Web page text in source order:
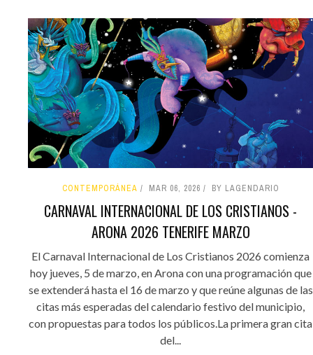
CONTEMPORÁNEA MAR 06, 2026 BY LAGENDARIO
CARNAVAL INTERNACIONAL DE LOS CRISTIANOS -
ARONA 2026 TENERIFE MARZO
El Carnaval Internacional de Los Cristianos 2026 comienza
hoy jueves, 5 de marzo, en Arona con una programación que
se extenderá hasta el 16 de marzo y que reúne algunas de las
citas más esperadas del calendario festivo del municipio,
con propuestas para todos los públicos.La primera gran cita
del...